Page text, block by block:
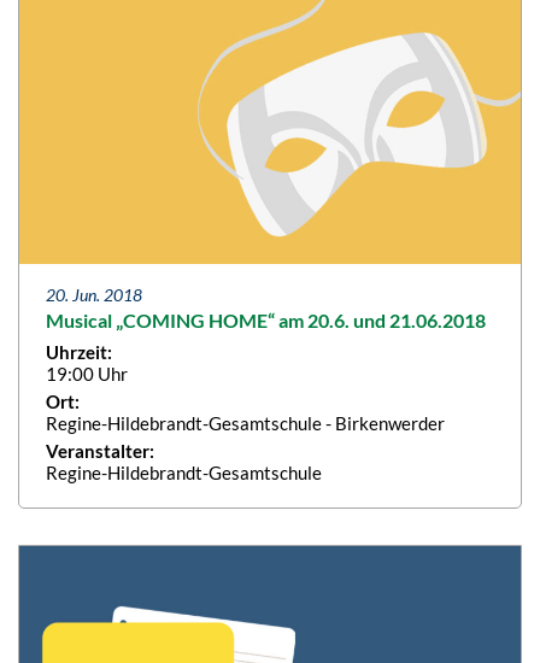
20. Jun. 2018
Musical „COMING HOME“ am 20.6. und 21.06.2018
Uhrzeit:
19:00 Uhr
Ort:
Regine-Hildebrandt-Gesamtschule - Birkenwerder
Veranstalter:
Regine-Hildebrandt-Gesamtschule